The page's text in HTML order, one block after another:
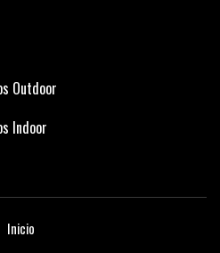
Outdoor
Indoor
Inicio